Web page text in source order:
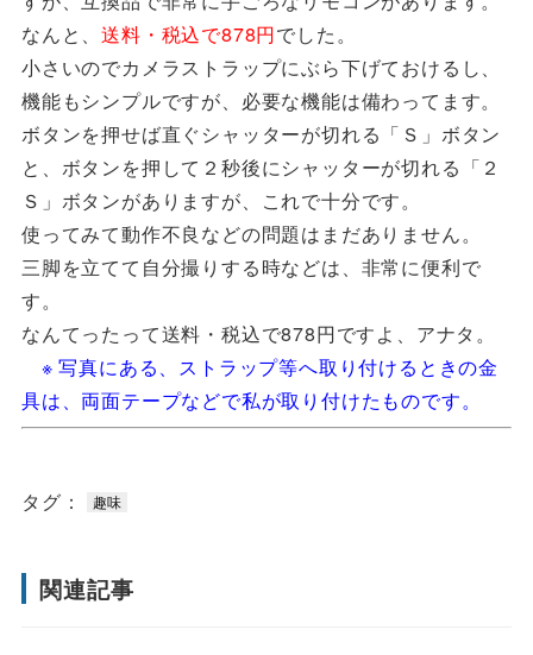
なんと、送料・税込で878円でした。
小さいのでカメラストラップにぶら下げておけるし、
機能もシンプルですが、必要な機能は備わってます。
ボタンを押せば直ぐシャッターが切れる「Ｓ」ボタン
と、ボタンを押して２秒後にシャッターが切れる「２
Ｓ」ボタンがありますが、これで十分です。
使ってみて動作不良などの問題はまだありません。
三脚を立てて自分撮りする時などは、非常に便利で
す。
なんてったって送料・税込で878円ですよ、アナタ。
※ 写真にある、ストラップ等へ取り付けるときの金
具は、両面テープなどで私が取り付けたものです。
タグ： 趣味
関連記事